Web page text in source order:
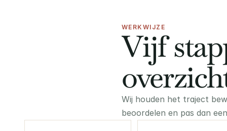
WERKWIJZE
Vijf
Wij houden het traject
beoordelen en pas dan